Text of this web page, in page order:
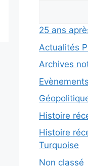
25 ans
Actualités
Archives
Histoire
Histoire
Turquoise
Non classé